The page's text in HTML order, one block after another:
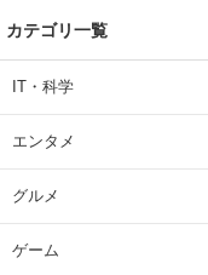
カテゴリ一覧
IT・科学
エンタメ
グルメ
ゲーム